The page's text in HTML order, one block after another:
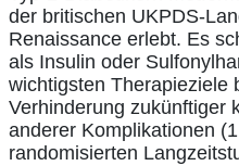
der britischen UKPDS-
Renaissance erlebt. Es
als Insulin oder
wichtigsten Therapieziele
Verhinderung zukünftiger
anderer Komplikationen
randomisierten